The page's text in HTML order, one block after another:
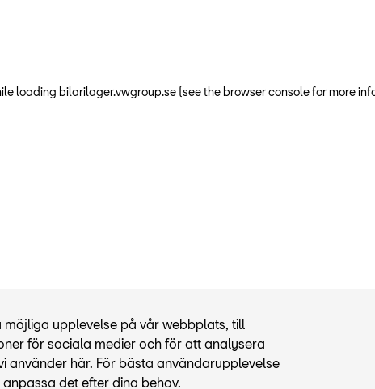
loading bilarilager.vwgroup.se (see the browser console for more
upplevelse på vår webbplats, till
för sociala medier och för att analysera
använder här. För bästa användarupplevelse
det efter dina behov.